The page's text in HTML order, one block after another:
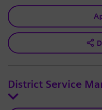
District Service